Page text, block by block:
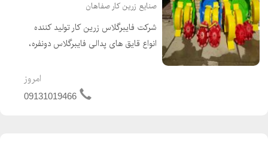
صنایع زرین کار صفاهان
شرکت فایبرگلاس زرین کار تولید کننده
انواع قایق های پدالی فایبرگلاس دونفره،
مخصوص کودکان در طرح های مختلف
قو-ماشینی-فولکسی-سه چرخه-دوچرخه
امروز
09131019466